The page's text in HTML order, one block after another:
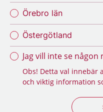
Örebro län
Östergötland
Jag vill inte se
Obs! Detta val innebär
och viktig information